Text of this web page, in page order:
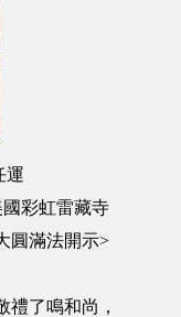
運
彩虹雷藏寺
圓滿法開示>
了鳴和尚，